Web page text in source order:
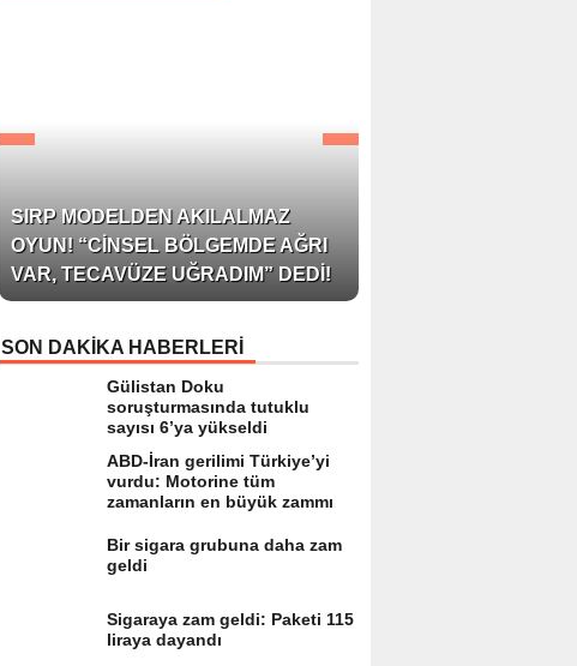
SIRP MODELDEN AKILALMAZ
OYUN! “CINSEL BÖLGEMDE AĞRI
VAR, TECAVÜZE UĞRADIM” DEDI!
SON DAKİKA HABERLERİ
Gülistan Doku
soruşturmasında tutuklu
sayısı 6’ya yükseldi
ABD-İran gerilimi Türkiye’yi
vurdu: Motorine tüm
zamanların en büyük zammı
Bir sigara grubuna daha zam
geldi
Sigaraya zam geldi: Paketi 115
liraya dayandı